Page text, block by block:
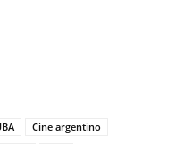
Cine argentino